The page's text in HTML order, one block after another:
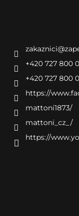
zakaznici@
+420 727 800
+420 727 800
https://
mattoni1873/
mattoni_cz_/
https://